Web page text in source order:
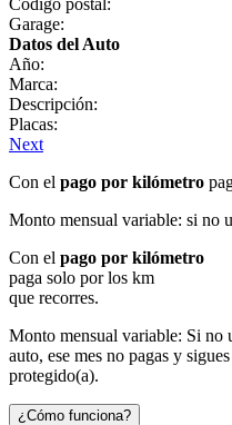
Garage:
Datos del Auto
Año:
Marca:
Descripción:
Placas:
Next
Con el pago por kilómetro
Monto mensual variable: si no
Con el pago por kilómetro
paga solo por los km
que recorres.
Monto mensual variable: Si no
auto, ese mes no pagas y sigues
protegido(a).
¿Cómo funciona?